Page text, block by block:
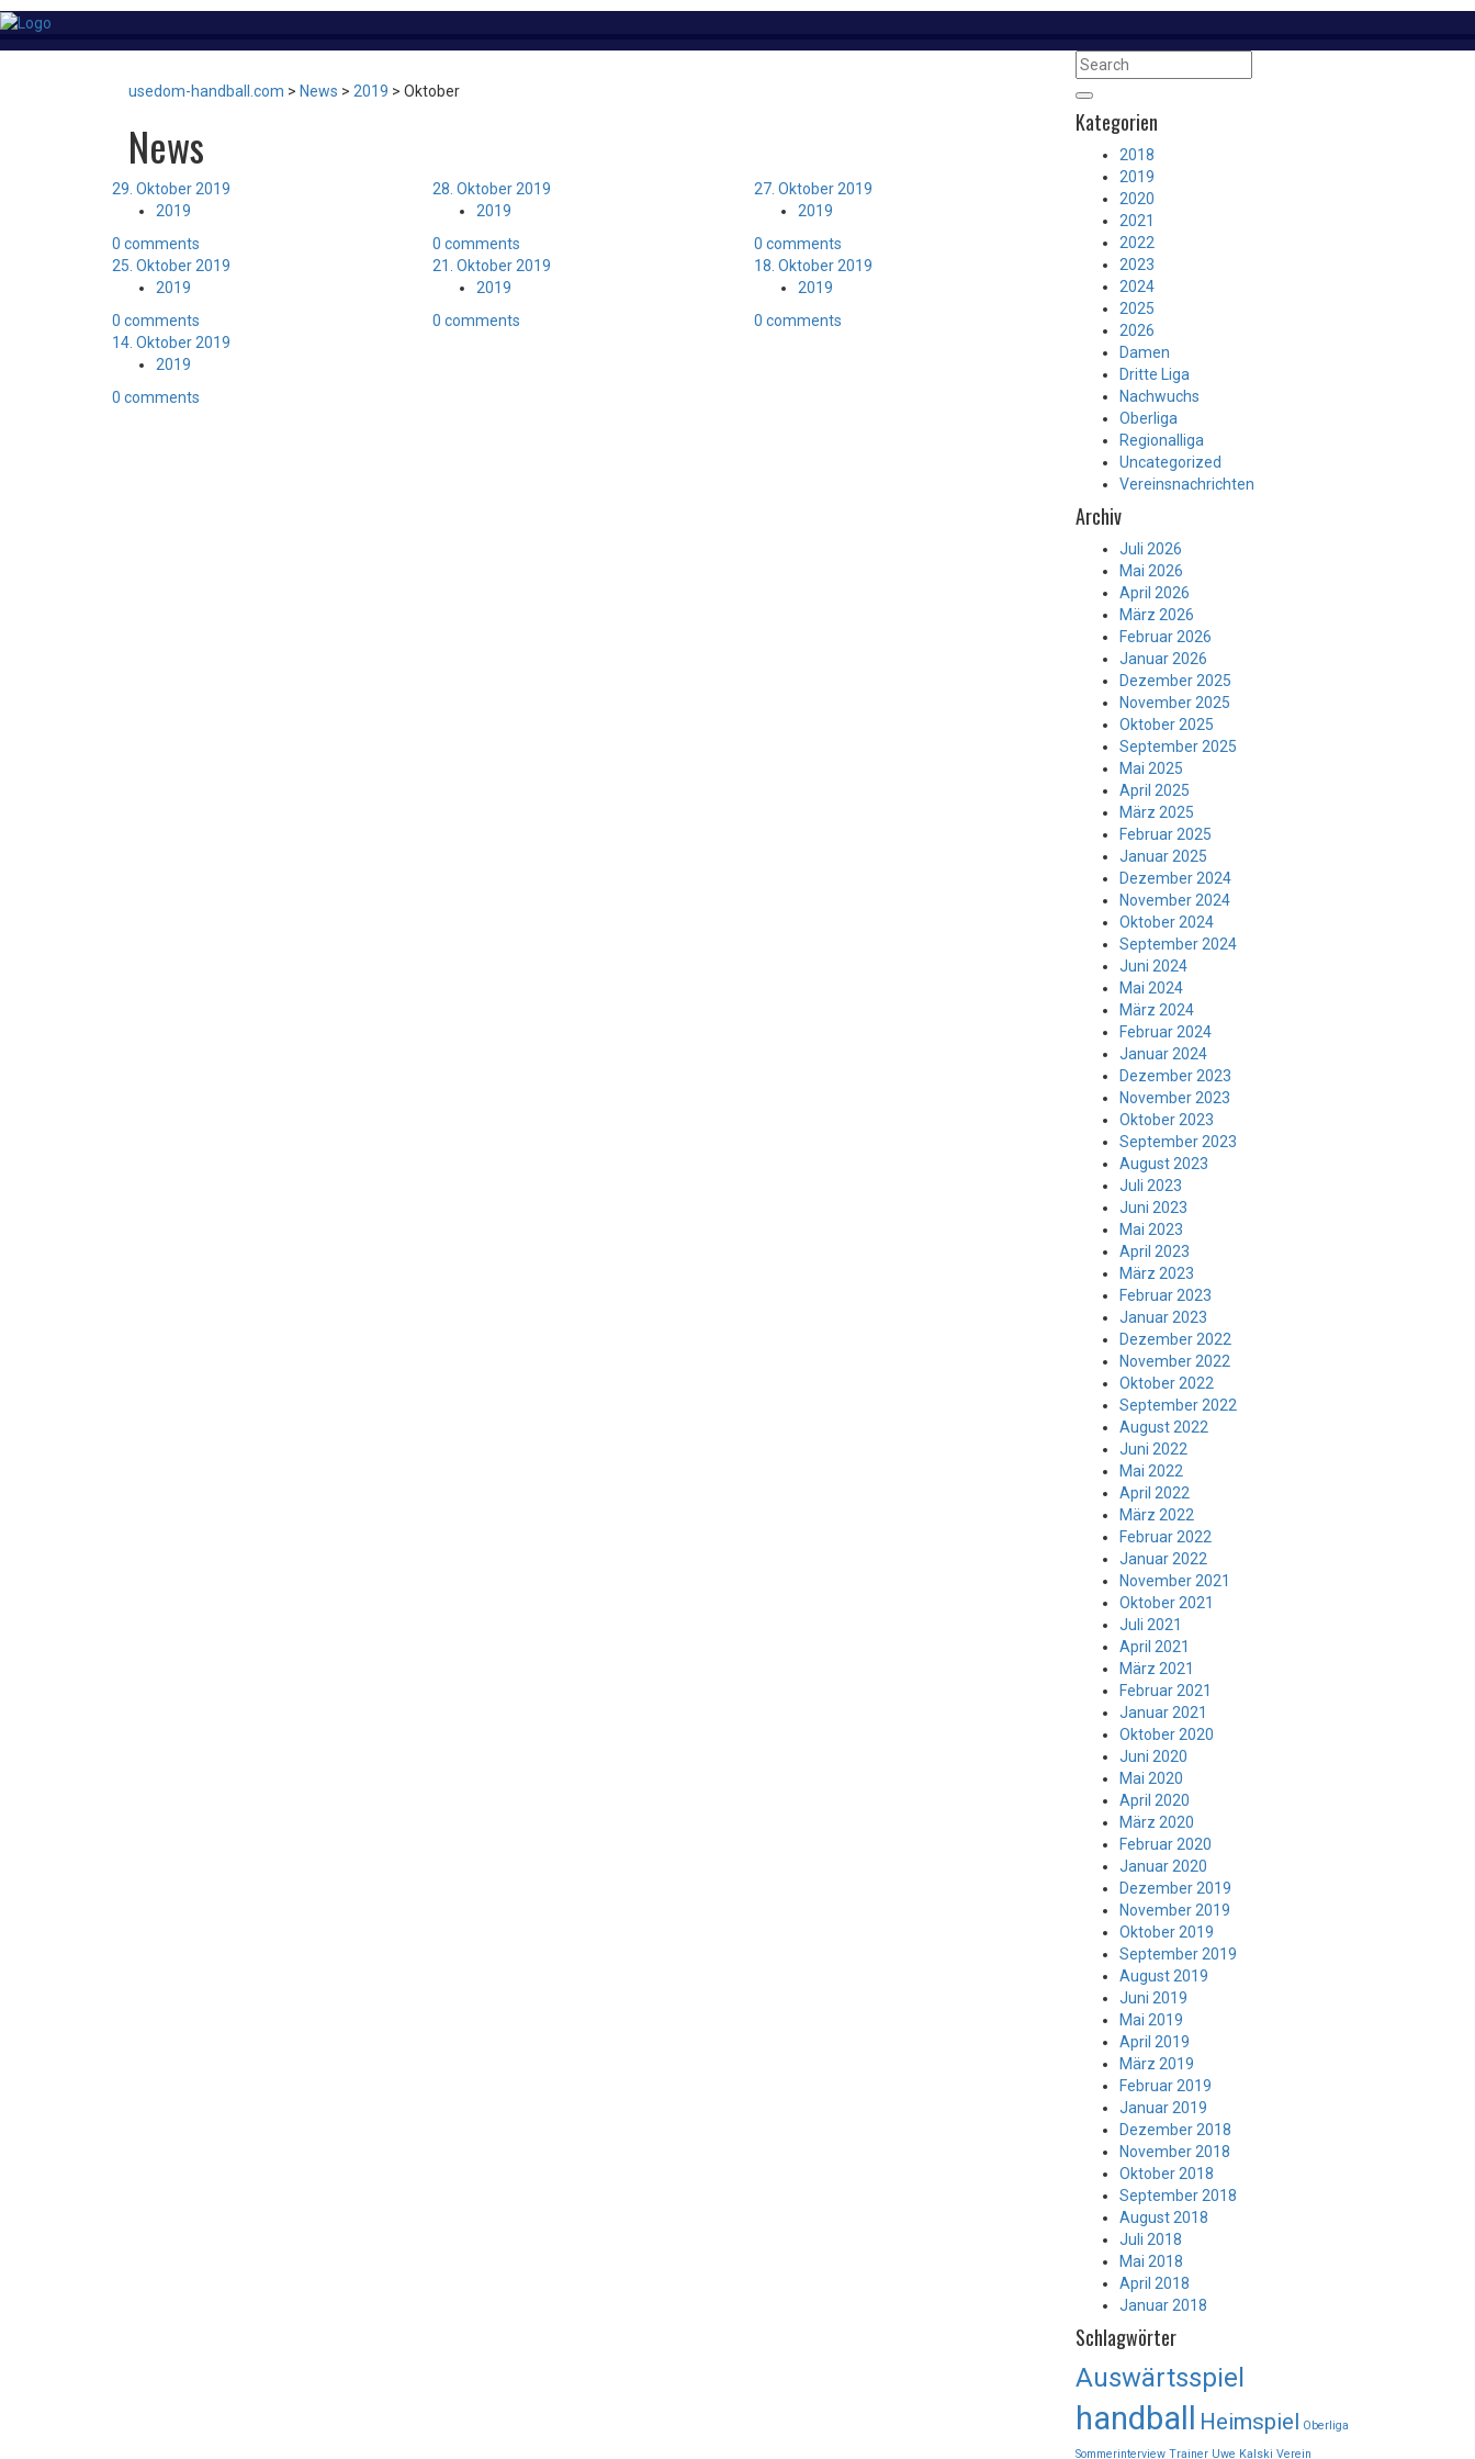
usedom-handball.com > News > 2019 > Oktober
News
29. Oktober 2019
2019
0 comments
28. Oktober 2019
2019
0 comments
27. Oktober 2019
2019
0 comments
25. Oktober 2019
2019
0 comments
21. Oktober 2019
2019
0 comments
18. Oktober 2019
2019
0 comments
14. Oktober 2019
2019
0 comments
Kategorien
2018
2019
2020
2021
2022
2023
2024
2025
2026
Damen
Dritte Liga
Nachwuchs
Oberliga
Regionalliga
Uncategorized
Vereinsnachrichten
Archiv
Juli 2026
Mai 2026
April 2026
März 2026
Februar 2026
Januar 2026
Dezember 2025
November 2025
Oktober 2025
September 2025
Mai 2025
April 2025
März 2025
Februar 2025
Januar 2025
Dezember 2024
November 2024
Oktober 2024
September 2024
Juni 2024
Mai 2024
März 2024
Februar 2024
Januar 2024
Dezember 2023
November 2023
Oktober 2023
September 2023
August 2023
Juli 2023
Juni 2023
Mai 2023
April 2023
März 2023
Februar 2023
Januar 2023
Dezember 2022
November 2022
Oktober 2022
September 2022
August 2022
Juni 2022
Mai 2022
April 2022
März 2022
Februar 2022
Januar 2022
November 2021
Oktober 2021
Juli 2021
April 2021
März 2021
Februar 2021
Januar 2021
Oktober 2020
Juni 2020
Mai 2020
April 2020
März 2020
Februar 2020
Januar 2020
Dezember 2019
November 2019
Oktober 2019
September 2019
August 2019
Juni 2019
Mai 2019
April 2019
März 2019
Februar 2019
Januar 2019
Dezember 2018
November 2018
Oktober 2018
September 2018
August 2018
Juli 2018
Mai 2018
April 2018
Januar 2018
Schlagwörter
Auswärtsspiel
handball Heimspiel Oberliga
Sommerinterview Trainer Uwe Kalski Verein